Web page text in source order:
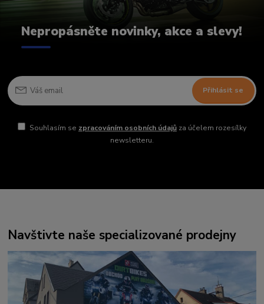
Nepropásněte novinky, akce a slevy!
Přihlásit se
Souhlasím se zpracováním osobních údajůza účelem rozesílky
newsletteru.
Navštivte naše specializované prodejny